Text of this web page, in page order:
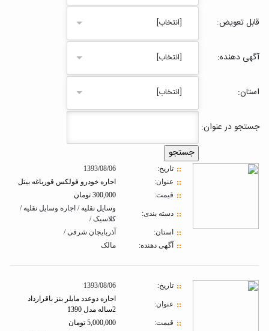
قابل تعویض: [انتخاب]
آگهی دهنده: [انتخاب]
استان: [انتخاب]
جستجو در عنوان:
تاريخ:
1393/08/06
عنوان:
اجاره خودرو فولکس قورباغه بیتل
قیمت:
300,000 تومان
دسته بندی:
وسایل نقلیه / اجاره وسایل نقلیه /
کلاسیک /
استان:
آذربایجان شرقی /
آگهی دهنده:
مالک
تاريخ: 1393/08/06
عنوان:
اجاره دوعدد مایلر بنز باقرارداد
2ساله مدل 1390
قیمت:
5,000,000 تومان